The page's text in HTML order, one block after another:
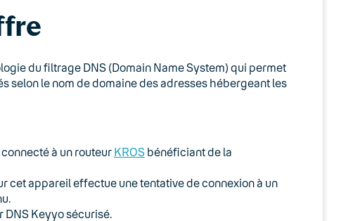
du filtrage DNS (Domain Name System) qui permet
selon le nom de domaine des adresses hébergeant les
à un routeur KROSbénéficiant de la
cet appareil effectue une tentative de connexion à un
DNS Keyyo sécurisé.